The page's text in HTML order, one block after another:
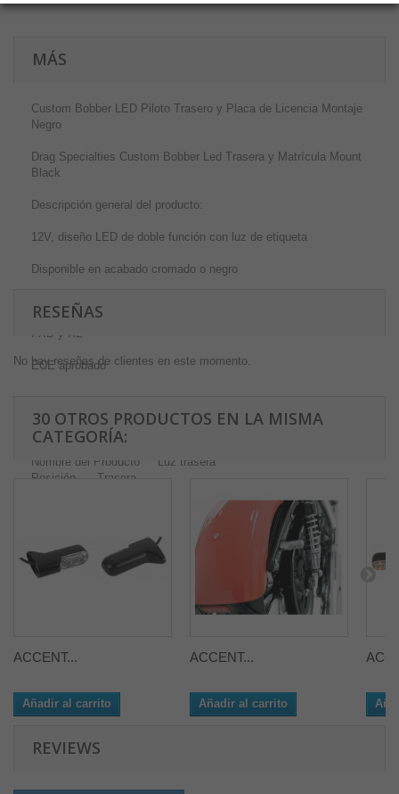
MÁS
Custom Bobber LED Piloto Trasero y Placa de Licencia Montaje
Negro
Drag Specialties Custom Bobber Led Trasera y Matrícula Mount
Black
Descripción general del producto:
12V, diseño LED de doble función con luz de etiqueta
Disponible en acabado cromado o negro
Incluye hardware de montaje, se monta en orificios de montaje
de la placa de matrícula existente en la mayoría de los modelos
FXD y XL
ECE aprobado
Color Carcasa Negro
Color Lente Rojo
Forma Circular
Nombre del Producto Luz trasera
Posición Trasera
RESEÑAS
No hay reseñas de clientes en este momento.
30 OTROS PRODUCTOS EN LA MISMA
CATEGORÍA:
ACCENT...
Añadir al carrito
ACCENT...
Añadir al carrito
REVIEWS